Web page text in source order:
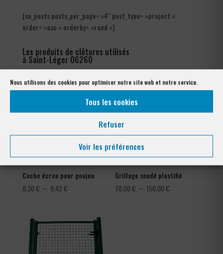
Nous utilisons des cookies pour optimiser notre site web et notre service.
Tous les cookies
Refuser
Voir les préférences
[su_posts posts_per_page= »4″ post_type= »project »
order= »asc » orderby= »rand »]
Les produits de clôtures utilisés
à Saint-Léger 06260
Cache écrou pour goujon
0,30€ – 0,42€Plage
0,30 €
à
Grillage soudé plastifié
78,00€ – 150,00€